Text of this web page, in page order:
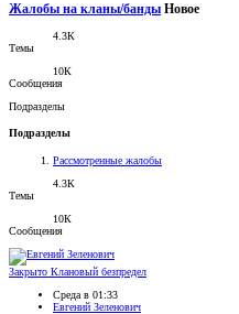
Жалобы на кланы/банды Новое
4.3К
Темы
10К
Сообщения
Подразделы
Подразделы
Рассмотренные жалобы
4.3К
Темы
10К
Сообщения
Закрыто Клановый безпредел
Среда в 01:33
Евгений Зеленович